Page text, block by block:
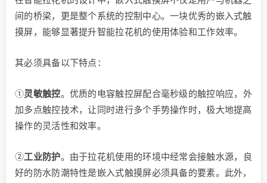
间的桥梁，更是整个系统的控制中心。一块优秀的嵌入式触
摸屏，能够显著提升智能拉花机的使用体验和工作效率。
其必须具备以下特点：
①灵敏触控。优质的电容触控屏配合毫秒级的触控响应，外
加多点触控技术，让同时进行多个手势操作时，极大地提高
操作的灵活性和效率。
②工业防护。由于拉花机使用的环境中经常会接触水源，良
好的防水防潮特性是嵌入式触摸屏必须具备的要素。此外，